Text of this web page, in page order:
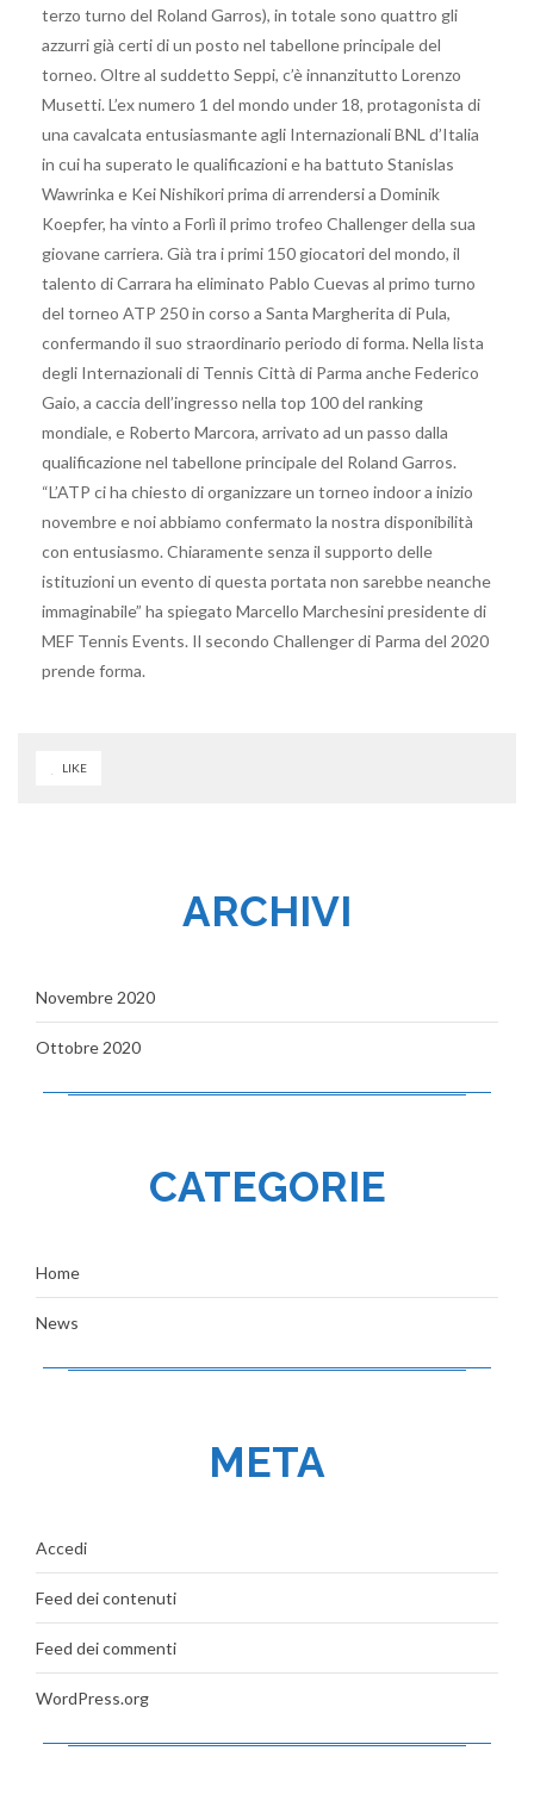
terzo turno del Roland Garros), in totale sono quattro gli
azzurri già certi di un posto nel tabellone principale del
torneo. Oltre al suddetto Seppi, c’è innanzitutto Lorenzo
Musetti. L’ex numero 1 del mondo under 18, protagonista di
una cavalcata entusiasmante agli Internazionali BNL d’Italia
in cui ha superato le qualificazioni e ha battuto Stanislas
Wawrinka e Kei Nishikori prima di arrendersi a Dominik
Koepfer, ha vinto a Forlì il primo trofeo Challenger della sua
giovane carriera. Già tra i primi 150 giocatori del mondo, il
talento di Carrara ha eliminato Pablo Cuevas al primo turno
del torneo ATP 250 in corso a Santa Margherita di Pula,
confermando il suo straordinario periodo di forma. Nella lista
degli Internazionali di Tennis Città di Parma anche Federico
Gaio, a caccia dell’ingresso nella top 100 del ranking
mondiale, e Roberto Marcora, arrivato ad un passo dalla
qualificazione nel tabellone principale del Roland Garros.
“L’ATP ci ha chiesto di organizzare un torneo indoor a inizio
novembre e noi abbiamo confermato la nostra disponibilità
con entusiasmo. Chiaramente senza il supporto delle
istituzioni un evento di questa portata non sarebbe neanche
immaginabile” ha spiegato Marcello Marchesini presidente di
MEF Tennis Events. Il secondo Challenger di Parma del 2020
prende forma.
LIKE
ARCHIVI
Novembre 2020
Ottobre 2020
CATEGORIE
Home
News
META
Accedi
Feed dei contenuti
Feed dei commenti
WordPress.org